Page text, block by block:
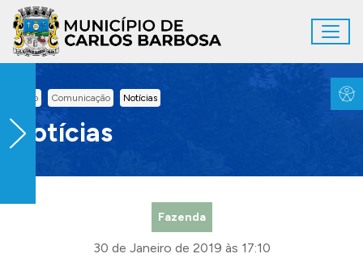
Ir para conteúdo principal
Inicio Comunicação Notícias
Notícias
Fazenda
30 de Janeiro de 2019 às 17:10